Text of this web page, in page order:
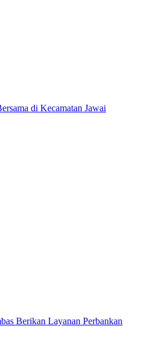
di Kecamatan Jawai
Berikan Layanan Perbankan